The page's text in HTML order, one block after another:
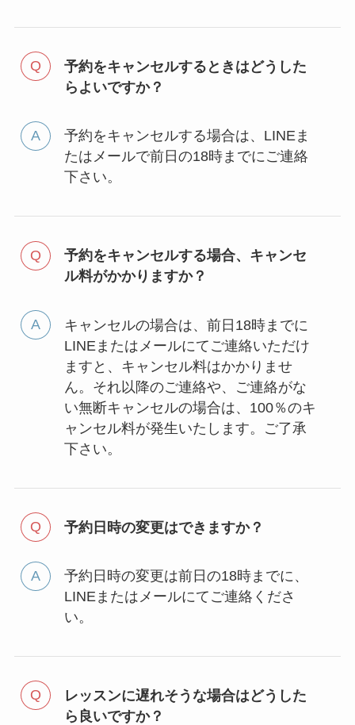
予約をキャンセルするときはどうした
らよいですか？
予約をキャンセルする場合は、LINEま
たはメールで前日の18時までにご連絡
下さい。
予約をキャンセルする場合、キャンセ
ル料がかかりますか？
キャンセルの場合は、前日18時までに
LINEまたはメールにてご連絡いただけ
ますと、キャンセル料はかかりませ
ん。それ以降のご連絡や、ご連絡がな
い無断キャンセルの場合は、100％のキ
ャンセル料が発生いたします。ご了承
下さい。
予約日時の変更はできますか？
予約日時の変更は前日の18時までに、
LINEまたはメールにてご連絡くださ
い。
レッスンに遅れそうな場合はどうした
ら良いですか？